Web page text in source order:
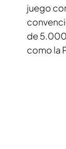
juego
de
como la